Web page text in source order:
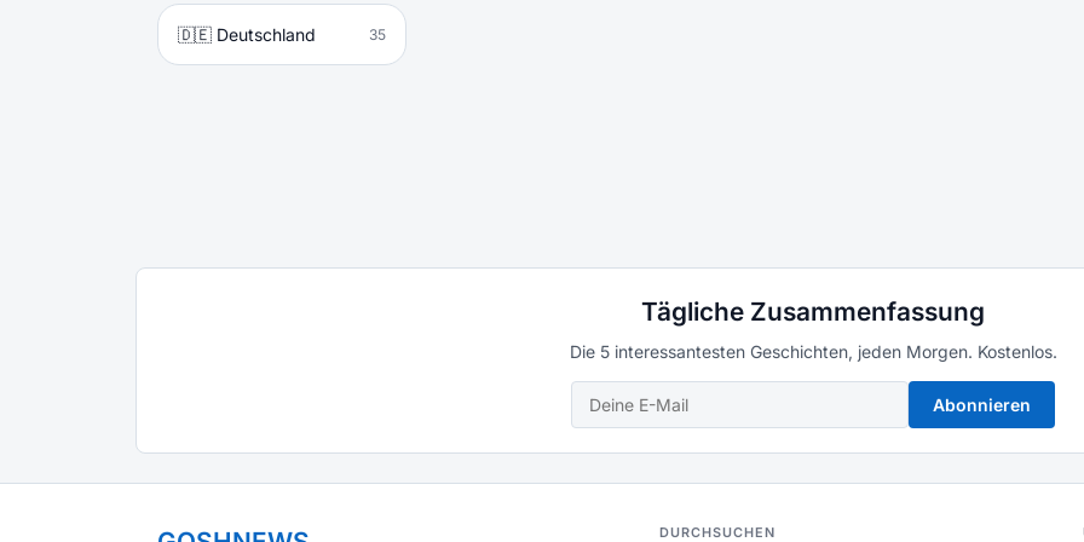
🇩🇪 Deutschland 35
Tägliche Zusammenfassung
Die 5 interessantesten Geschichten, jeden Morgen. Kostenlos.
Abonnieren
DURCHSUCHEN